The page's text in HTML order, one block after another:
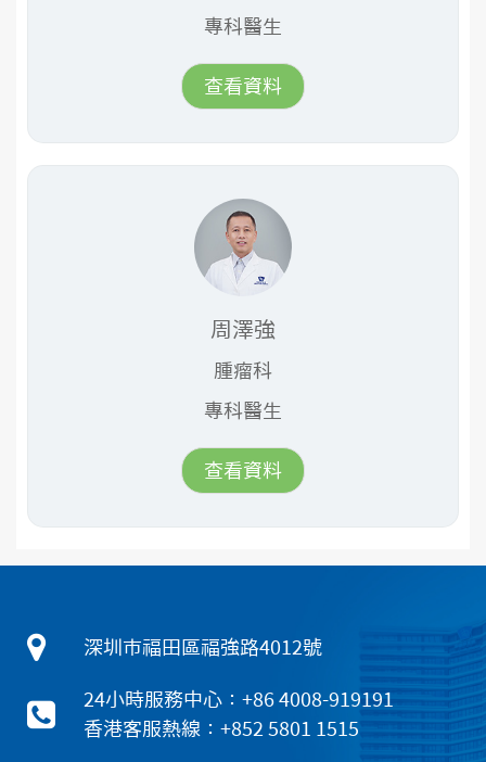
專科醫生
查看資料
周澤強
腫瘤科
專科醫生
查看資料
深圳市福田區福強路4012號
24小時服務中心：+86 4008-919191
香港客服熱線：+852 5801 1515